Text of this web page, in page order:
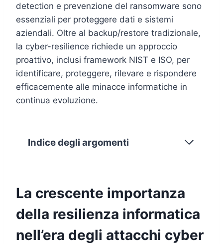
detection e prevenzione del ransomware sono
essenziali per proteggere dati e sistemi
aziendali. Oltre al backup/restore tradizionale,
la cyber-resilience richiede un approccio
proattivo, inclusi framework NIST e ISO, per
identificare, proteggere, rilevare e rispondere
efficacemente alle minacce informatiche in
continua evoluzione.
Indice degli argomenti
La crescente importanza
della resilienza informatica
nell’era degli attacchi cyber